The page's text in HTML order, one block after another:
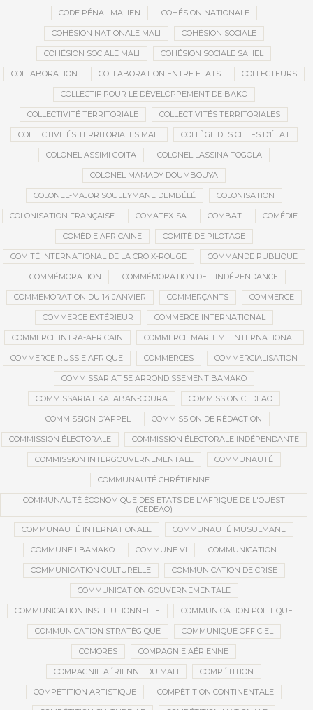
CODE PÉNAL MALIEN COHÉSION NATIONALE
COHÉSION NATIONALE MALI COHÉSION SOCIALE
COHÉSION SOCIALE MALI COHÉSION SOCIALE SAHEL
COLLABORATION COLLABORATION ENTRE ETATS COLLECTEURS
COLLECTIF POUR LE DÉVELOPPEMENT DE BAKO
COLLECTIVITÉ TERRITORIALE COLLECTIVITÉS TERRITORIALES
COLLECTIVITÉS TERRITORIALES MALI COLLÈGE DES CHEFS D’ÉTAT
COLONEL ASSIMI GOÏTA COLONEL LASSINA TOGOLA
COLONEL MAMADY DOUMBOUYA
COLONEL-MAJOR SOULEYMANE DEMBÉLÉ COLONISATION
COLONISATION FRANÇAISE COMATEX-SA COMBAT COMÉDIE
COMÉDIE AFRICAINE COMITÉ DE PILOTAGE
COMITÉ INTERNATIONAL DE LA CROIX-ROUGE COMMANDE PUBLIQUE
COMMÉMORATION COMMÉMORATION DE L'INDÉPENDANCE
COMMÉMORATION DU 14 JANVIER COMMERÇANTS COMMERCE
COMMERCE EXTÉRIEUR COMMERCE INTERNATIONAL
COMMERCE INTRA-AFRICAIN COMMERCE MARITIME INTERNATIONAL
COMMERCE RUSSIE AFRIQUE COMMERCES COMMERCIALISATION
COMMISSARIAT 5E ARRONDISSEMENT BAMAKO
COMMISSARIAT KALABAN-COURA COMMISSION CEDEAO
COMMISSION D’APPEL COMMISSION DE RÉDACTION
COMMISSION ÉLECTORALE COMMISSION ÉLECTORALE INDÉPENDANTE
COMMISSION INTERGOUVERNEMENTALE COMMUNAUTÉ
COMMUNAUTÉ CHRÉTIENNE
COMMUNAUTÉ ÉCONOMIQUE DES ETATS DE L'AFRIQUE DE L'OUEST
(CEDEAO)
COMMUNAUTÉ INTERNATIONALE COMMUNAUTÉ MUSULMANE
COMMUNE I BAMAKO COMMUNE VI COMMUNICATION
COMMUNICATION CULTURELLE COMMUNICATION DE CRISE
COMMUNICATION GOUVERNEMENTALE
COMMUNICATION INSTITUTIONNELLE COMMUNICATION POLITIQUE
COMMUNICATION STRATÉGIQUE COMMUNIQUÉ OFFICIEL
COMORES COMPAGNIE AÉRIENNE
COMPAGNIE AÉRIENNE DU MALI COMPÉTITION
COMPÉTITION ARTISTIQUE COMPÉTITION CONTINENTALE